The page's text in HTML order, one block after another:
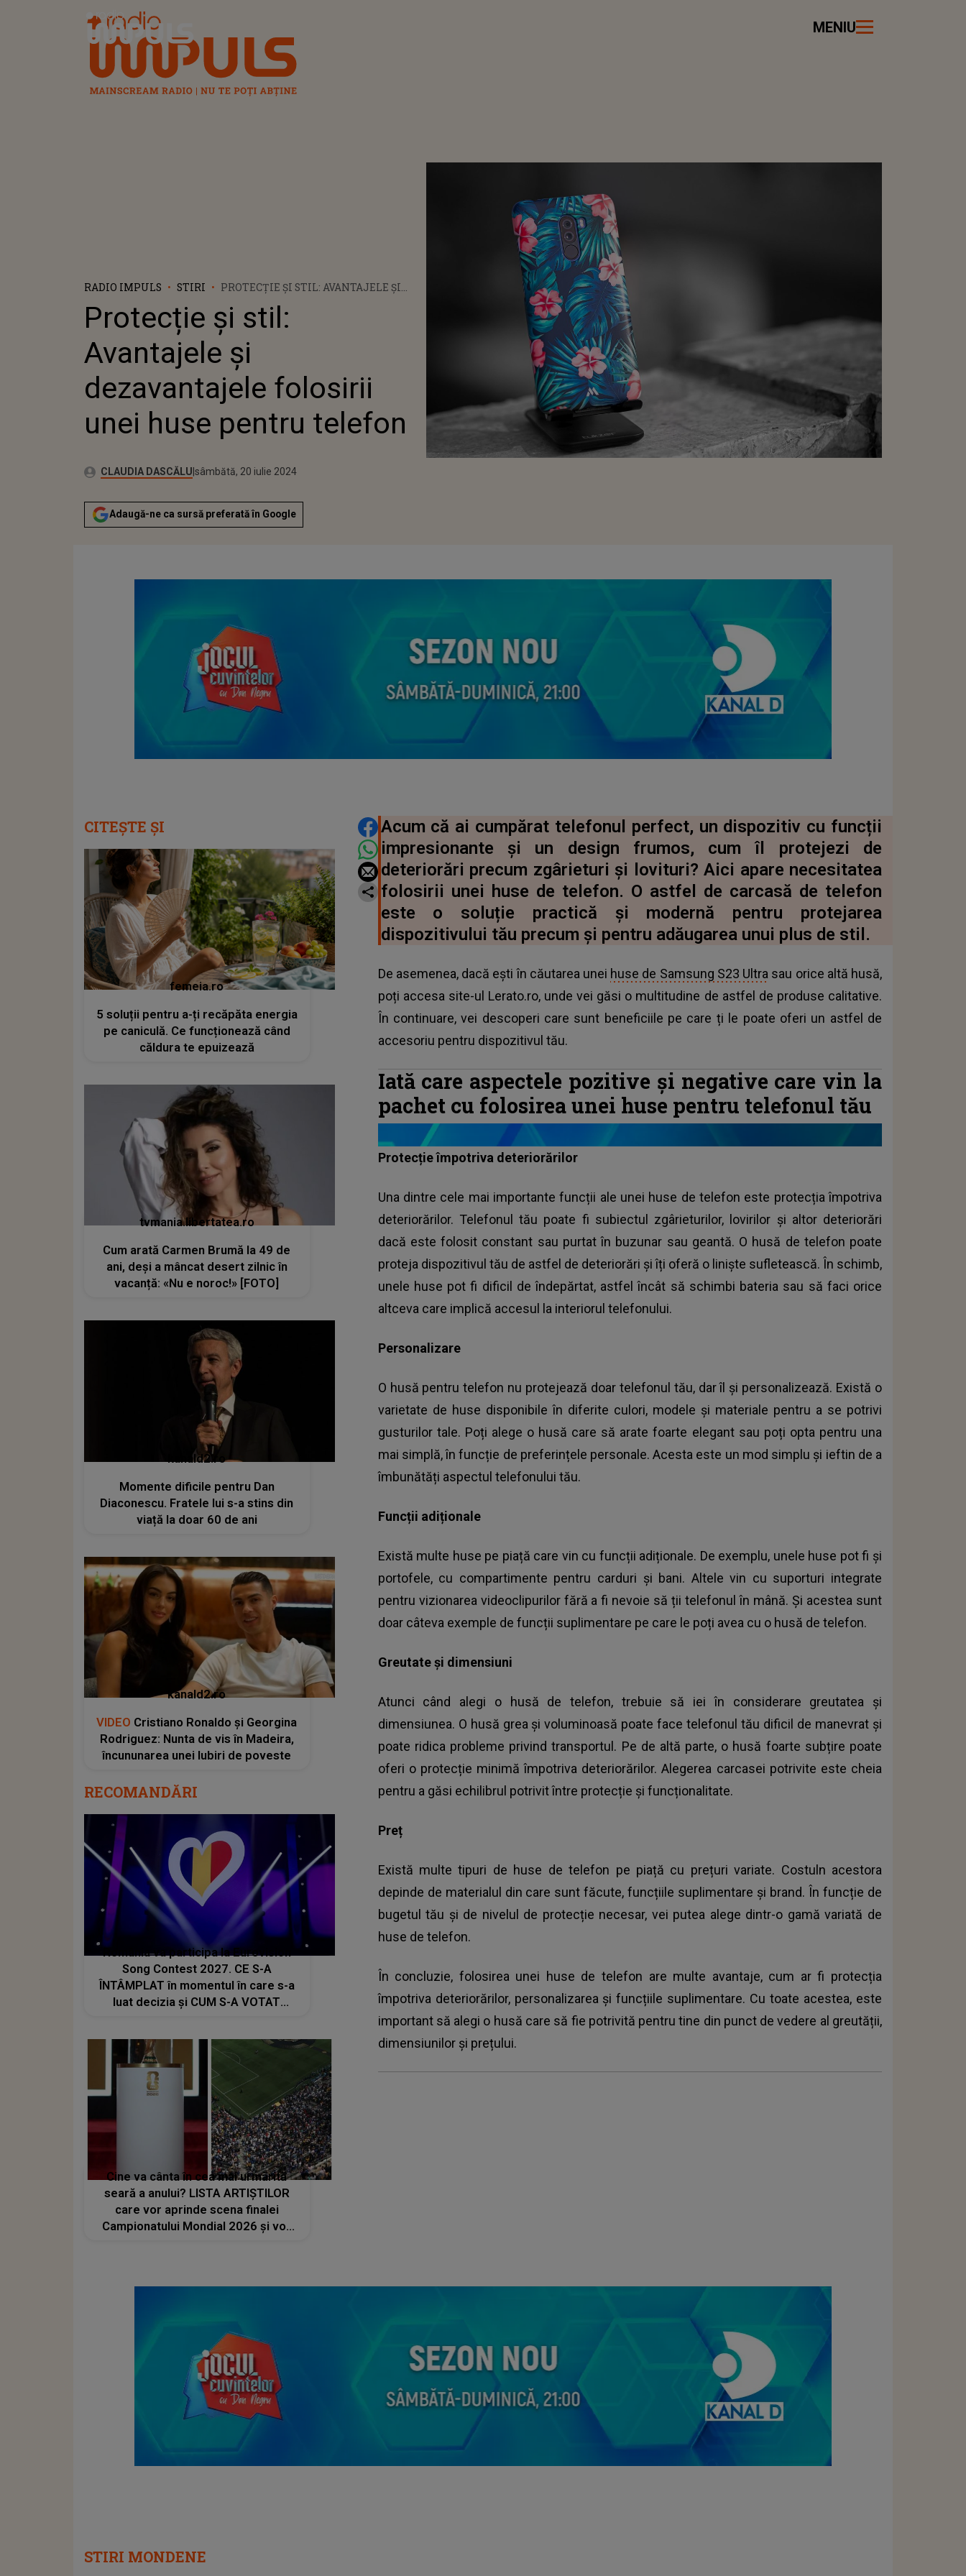
Radio Impuls MENIU
RADIO IMPULS STIRI
PROTECȚIE ȘI STIL: AVANTAJELE ȘI
PENTRU TELEFON
Protecție și stil:
Avantajele și
dezavantajele folosirii
unei huse pentru telefon
Autor:CLAUDIA DASCĂLUPublicat:
joi, 20 iulie 2023
Actualizat:
sâmbătă, 20 iulie 2024
Adaugă-ne ca sursă preferată în Google
DISTRIBUIE ARTICOLUL
Acum că ai cumpărat telefonul perfect, un dispozitiv cu funcții
impresionante și un design frumos, cum îl protejezi de
deteriorări precum zgârieturi și lovituri? Aici apare necesitatea
folosirii unei huse de telefon. O astfel de carcasă de telefon
este o soluție practică și modernă pentru protejarea
dispozitivului tău precum și pentru adăugarea unui plus de stil.
De asemenea, dacă ești în căutarea unei huse de Samsung S23 Ultra sau orice altă husă,
poți accesa site-ul Lerato.ro, unde vei găsi o multitudine de astfel de produse calitative.
În continuare, vei descoperi care sunt beneficiile pe care ți le poate oferi un astfel de
accesoriu pentru dispozitivul tău.
Iată care aspectele pozitive și negative care vin la
pachet cu folosirea unei huse pentru telefonul tău
Protecție împotriva deteriorărilor
Una dintre cele mai importante funcții ale unei huse de telefon este protecția împotriva
deteriorărilor. Telefonul tău poate fi subiectul zgârieturilor, lovirilor și altor deteriorări
dacă este folosit constant sau purtat în buzunar sau geantă. O husă de telefon poate
proteja dispozitivul tău de astfel de deteriorări și îți oferă o liniște sufletească. În schimb,
unele huse pot fi dificil de îndepărtat, astfel încât să schimbi bateria sau să faci orice
altceva care implică accesul la interiorul telefonului.
Personalizare
O husă pentru telefon nu protejează doar telefonul tău, dar îl și personalizează. Există o
varietate de huse disponibile în diferite culori, modele și materiale pentru a se potrivi
gusturilor tale. Poți alege o husă care să arate foarte elegant sau poți opta pentru una
mai simplă, în funcție de preferințele personale. Acesta este un mod simplu și ieftin de a
îmbunătăți aspectul telefonului tău.
Funcții adiționale
Există multe huse pe piață care vin cu funcții adiționale. De exemplu, unele huse pot fi și
portofele, cu compartimente pentru carduri și bani. Altele vin cu suporturi integrate
pentru vizionarea videoclipurilor fără a fi nevoie să ții telefonul în mână. Și acestea sunt
doar câteva exemple de funcții suplimentare pe care le poți avea cu o husă de telefon.
Greutate și dimensiuni
Atunci când alegi o husă de telefon, trebuie să iei în considerare greutatea și
dimensiunea. O husă grea și voluminoasă poate face telefonul tău dificil de manevrat și
poate ridica probleme privind transportul. Pe de altă parte, o husă foarte subțire poate
oferi o protecție minimă împotriva deteriorărilor. Alegerea carcasei potrivite este cheia
pentru a găsi echilibrul potrivit între protecție și funcționalitate.
Preț
Există multe tipuri de huse de telefon pe piață cu prețuri variate. Costuln acestora
depinde de materialul din care sunt făcute, funcțiile suplimentare și brand. În funcție de
bugetul tău și de nivelul de protecție necesar, vei putea alege dintr-o gamă variată de
huse de telefon.
În concluzie, folosirea unei huse de telefon are multe avantaje, cum ar fi protecția
împotriva deteriorărilor, personalizarea și funcțiile suplimentare. Cu toate acestea, este
important să alegi o husă care să fie potrivită pentru tine din punct de vedere al greutății,
dimensiunilor și prețului.
CITEȘTE ȘI
femeia.ro
5 soluții pentru a-ți recăpăta energia
pe caniculă. Ce funcționează când
căldura te epuizează
tvmania.libertatea.ro
Cum arată Carmen Brumă la 49 de
ani, deși a mâncat desert zilnic în
vacanță: «Nu e noroc!» [FOTO]
kanald2.ro
Momente dificile pentru Dan
Diaconescu. Fratele lui s-a stins din
viață la doar 60 de ani
kanald2.ro
VIDEO Cristiano Ronaldo și Georgina
Rodriguez: Nunta de vis în Madeira,
încununarea unei Iubiri de poveste
RECOMANDĂRI
România va participa la Eurovision
Song Contest 2027. CE S-A
ÎNTÂMPLAT în momentul în care s-a
luat decizia și CUM S-A VOTAT
Cine va cânta în cea mai urmărită
seară a anului? LISTA ARTIȘTILOR
care vor aprinde scena finalei
Campionatului Mondial 2026 și vor
STIRI MONDENE